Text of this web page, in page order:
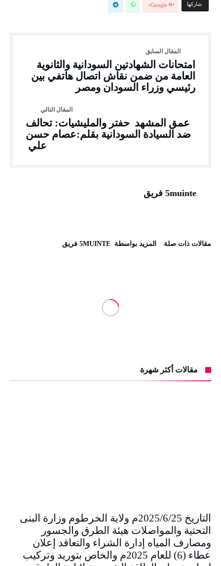
‫‫ شاركها‬ Google+
امتحانات الشهادتين السودانية والثانوية
العامة من ضمن نقاش اتصال هاتفي بين
رئيسي وزراء السودان ومصر
عمق المشهد حفتر والمليشيات: تحالف
ضد السيادة السودانية بقلم:عصام حسن
علي
5muinte فريق
‫مقالات ذات صلة‬ ‫‫المزيد بواسطة‬ ‬ 5MUINTE فريق
مقالات أكثر شهرة
التاريخ 2025/6/25م ولاية الخرطوم وزارة البنى
التحتية والمواصلات هيئة الطرق والجسور
ومصارف المياه إدارة الشراء والتعاقد إعلان
عطاء (6) للعام 2025م والخاص بتوريد وتركيب